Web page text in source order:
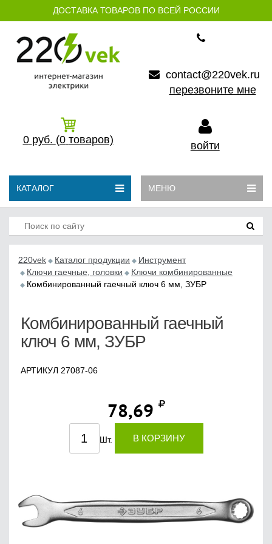
ДОСТАВКА ТОВАРОВ ПО ВСЕЙ РОССИИ
contact@220vek.ru
перезвоните мне
0 руб. (0 товаров) войти
КАТАЛОГ МЕНЮ
220vek Каталог продукции
Инструмент
Ключи гаечные, головки
Ключи комбинированные
Комбинированный гаечный ключ 6 мм, ЗУБР
Комбинированный гаечный
ключ 6 мм, ЗУБР
АРТИКУЛ 27087-06
78,69
Шт. В КОРЗИНУ